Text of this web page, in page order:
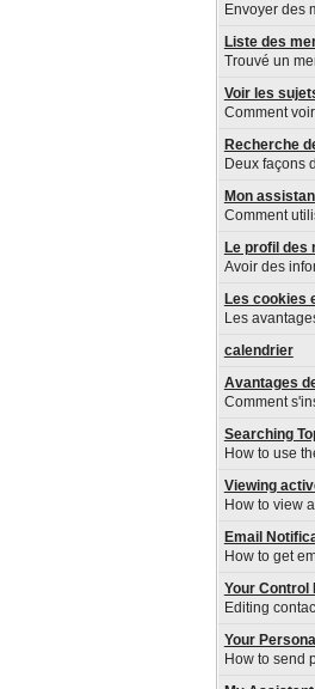
Envoyer des
Liste des
Trouvé un
Voir les
Comment
Recherche
Deux façons
Mon
Comment
Le profil des
Avoir des
Les cookies
Les
calendrier
Avantages
Comment
Searching
How to use
Viewing
How to view
Email
How to get
Your Control
Editing
Your
How to send